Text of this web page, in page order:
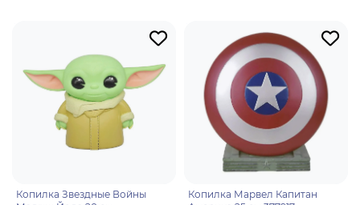
Копилка Звездные Войны
Копилка Марвел Капитан